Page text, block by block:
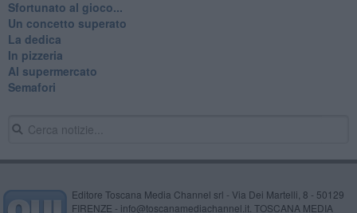
Sfortunato al gioco...
Un concetto superato
La dedica
In pizzeria
Al supermercato
Semafori
Editore Toscana Media Channel srl - Via Dei Martelli, 8 - 50129
FIRENZE - info@toscanamediachannel.it. TOSCANA MEDIA